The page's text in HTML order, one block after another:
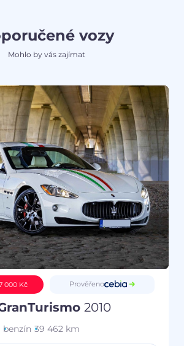
vozy
Mohlo by vás zajímat
000 Kč Prověřeno
2010
benzín 39 462 km